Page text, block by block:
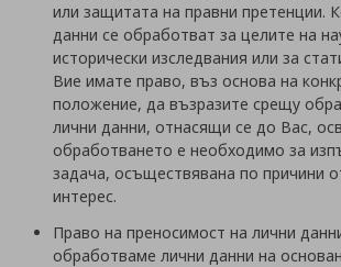
или защитата на правни претенции.
данни се обработват за целите на
исторически изследвания или за
Вие имате право, въз основа на
положение, да възразите срещу
лични данни, отнасящи се до Вас,
обработването е необходимо за
задача, осъществявана по причини
интерес.
Право на преносимост на лични
обработваме лични данни на